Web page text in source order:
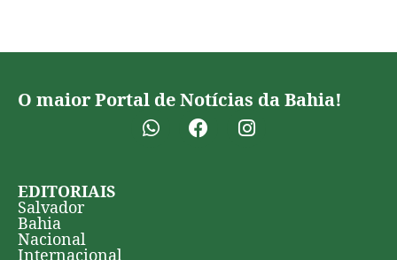
O maior Portal de Notícias da Bahia!
EDITORIAIS
Salvador
Bahia
Nacional
Internacional